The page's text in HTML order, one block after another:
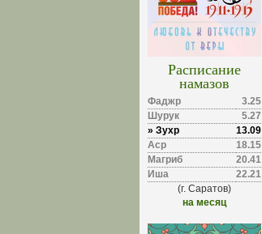
Расписание
намазов
Фаджр
3.25
Шурук
5.27
» Зухр
13.09
Аср
18.15
Магриб
20.41
Иша
22.21
(г. Саратов)
на месяц